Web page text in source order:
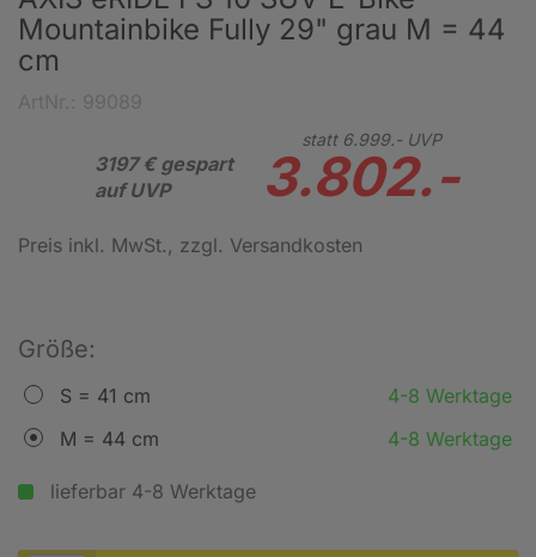
Mountainbike Fully 29" grau M = 44
cm
3197 € gespart
auf UVP
statt 6.999.-UVP
3.802.-
Preis inkl. MwSt. , zzgl. Versandkosten
Größe:
S = 41 cm
4-8 Werktage
M = 44 cm
4-8 Werktage
lieferbar 4-8 Werktage